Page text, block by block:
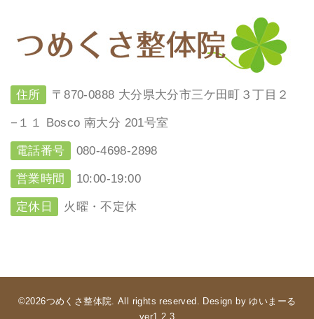
住所 〒870-0888 大分県大分市三ケ田町３丁目２
−１１ Bosco 南大分 201号室
電話番号 080-4698-2898
営業時間 10:00-19:00
定休日 火曜・不定休
©2026つめくさ整体院. All rights reserved. Design by ゆいまーる
ver1.2.3